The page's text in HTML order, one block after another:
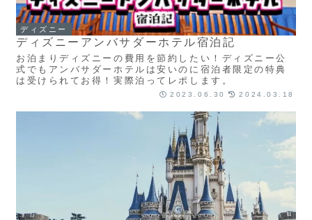
ディズニー
ディズニーアンバサダーホテル宿泊記
お泊まりディズニーの費用を節約したい！ディズニー公
式でもアンバサダーホテルは安いのに宿泊者限定の特典
は受けられてお得！実際泊ってレポします。
2023.06.30 2024.03.18